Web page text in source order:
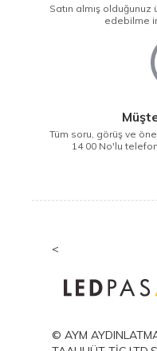
Satın almış
edebilme
Tüm soru, görüş ve
14 00 No'lu
<
© AYM